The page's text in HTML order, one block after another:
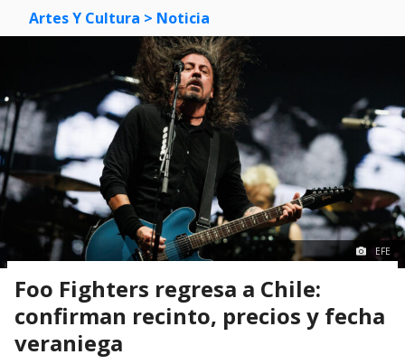
Artes Y Cultura > Noticia
EFE
Foo Fighters regresa a Chile:
confirman recinto, precios y fecha
veraniega